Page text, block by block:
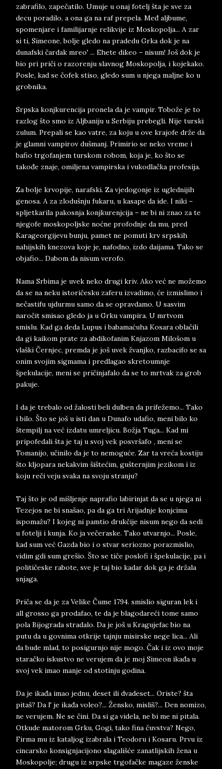
zabrafilo, zapečatilo. Umuje u onaj fotelj šta je sve za
decu poradilo, a ona ga na raf prepela. Međ aljbume,
spomenjare i familijarnje relikvije iz Moskopolja... A zar
si ti, Simeone, bolje gledo na pradedu Grka dok je na
dunafski čardak mreo' ... Ehete dikeo – nisum! Još dok je
bio pri priči o razorenju slavnog Moskopolja, i kojekako.
Posle, kad se čofek stiso, gledo sum u njega maljne ko u
grobnika.
Srpska konjkurencija pronela da je vampir. Tobože je to
razlog što smo iz Aljbaniju u Serbiju prebegli. Nije turski
zulum. Prepali se kao vatre, za koju u ove krajofe drže da
je glamni vampirov dušmanj. Primirio se neko vreme i
bafio trgofanjem turskom robom, koja je, ko što se
takođe znaje, omiljena vampirska i vukodlačka profesija.
Za bolje krvopije, narafski. Za vjedogonje iz uglednijih
genosa. A za zlodušnju fukaru, u kasape da ide. I niki –
spljetkarila pakosnja konjkurenjcija – ne bi ni znao za te
njegofe moskopoljske noćne profodnje da mu, pred
Karageorgijevu bunju, pamet ne pomuti krv srpskih
nahijskih knezova koje je, nafodno, izdo daijama. Tako se
objafio... Dabom da nisum verofo.
Nama Srbima je uvek neko drugi kriv. Ako već ne možemo
da se na neku istoričesku zaferu izvadimo, će izmislimo i
nečastifu ujdurmu samo da se opravdamo. U sasvim
naročit smisao gledo ja u Grku vampira. U mrtvom
smislu. Kad ga deda Lupus i babamaćuha Kosara oblačili
da gi kaikom prate za abdikofanim Knjazom Milošom u
vlaški Černjec, premda je još uvek žvanjko, razbacifo se sa
onim svojim sigmama i predlagao skretoumnje
špekulacije, meni se pričinjafalo da se to mrtvak za grob
pakuje.
I da je trebalo od žalosti beli dulben da prifežemo... Tako
i bilo. Što se još u isti dan u Dunafo udafio, meni bilo ko
štempilj na već izdatu umreljicu. Božja Tuga... Kad mi
pripofedali šta je taj u svoj vek posvršafo , meni se
Tomanijo, učinilo da je to nemoguće. Zar ta vreća kostiju
što kljopara nekakvim šištećim, gušternjim jezikom i iz
koju reči veju svaka na svoju stranju?
Taj što je od mišljenje naprafio labirinjat da se u njega ni
Tezejos ne bi snašao, pa da ga tri Arijadnje konjcima
ispomažu? I kojeg ni pamtio drukčije nisum nego da sedi
u fotelji i kunja. Ko ja večeraske. Tako utvarnjo... Posle,
kad sum već Gazda bio i o stvar seriozno porazmislio,
vidim gdi sum grešio. Što se tiče poslofi i špekulacije, pa i
političeske rabote, sve je taj bio kadar dok ga je držala
snjaga.
Priča se da je za Velike Čume 1794. smislio siguran lek i
all grosso ga prodafao, te da je blagodareći tome samo
pola Bijograda stradalo. Da je još u Kragujefac bio na
putu da u govnima otkrije tajnju misirske nege lica... Ali
da bude mlad, to posigurnjo nije mogo. Čak i iz ovo moje
staračko iskustvo ne verujem da je moj Simeon ikađa u
svoj vek imao manje od stotinju godina.
Da je ikađa imao jednu, deset ili dvadeset... Oriste? šta
pitaš? Da l' je ikađa voleo?... Žensko, misliš?... Den nomizo,
ne verujem. Ne se čini. Da si ga videla, ne bi me ni pitala.
Otkude matorom Grku, Gogi, tako fina čuvstva? Nego,
Firma mu iz kataljog izabrala i Teodoru i Kosaru. Prvu iz
cincarsko konsignjacijono slagališće zanatlijskih žena u
Moskopolje; drugu iz srpske trgofačke magaze ženske